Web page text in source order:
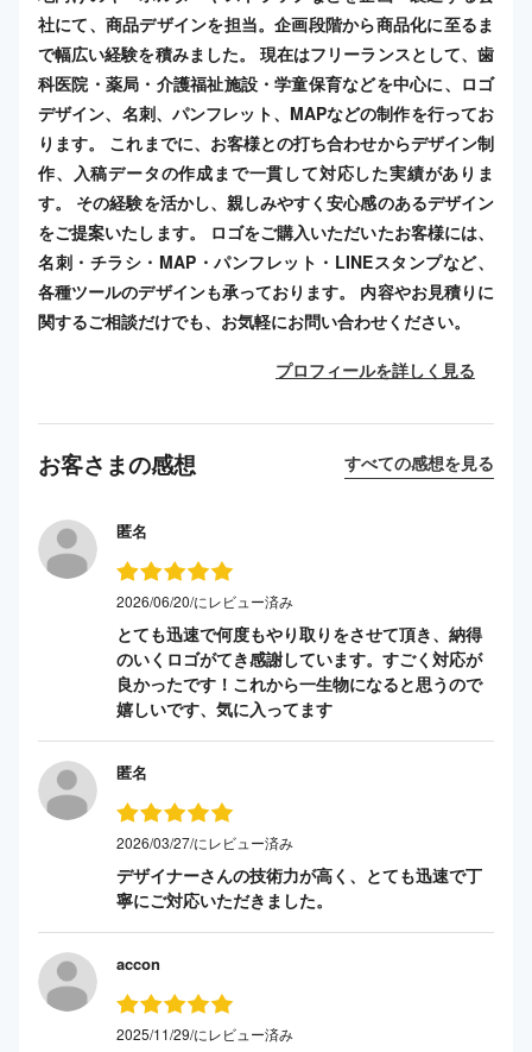
社にて、商品デザインを担当。企画段階から商品化に至るま
で幅広い経験を積みました。 現在はフリーランスとして、歯
科医院・薬局・介護福祉施設・学童保育などを中心に、ロゴ
デザイン、名刺、パンフレット、MAPなどの制作を行ってお
ります。 これまでに、お客様との打ち合わせからデザイン制
作、入稿データの作成まで一貫して対応した実績がありま
す。 その経験を活かし、親しみやすく安心感のあるデザイン
をご提案いたします。 ロゴをご購入いただいたお客様には、
名刺・チラシ・MAP・パンフレット・LINEスタンプなど、
各種ツールのデザインも承っております。 内容やお見積りに
関するご相談だけでも、お気軽にお問い合わせください。
プロフィールを詳しく見る
お客さまの感想 すべての感想を見る
匿名
2026/06/20/にレビュー済み
とても迅速で何度もやり取りをさせて頂き、納得
のいくロゴがてき感謝しています。すごく対応が
良かったです！これから一生物になると思うので
嬉しいです、気に入ってます
匿名
2026/03/27/にレビュー済み
デザイナーさんの技術力が高く、とても迅速で丁
寧にご対応いただきました。
accon
2025/11/29/にレビュー済み